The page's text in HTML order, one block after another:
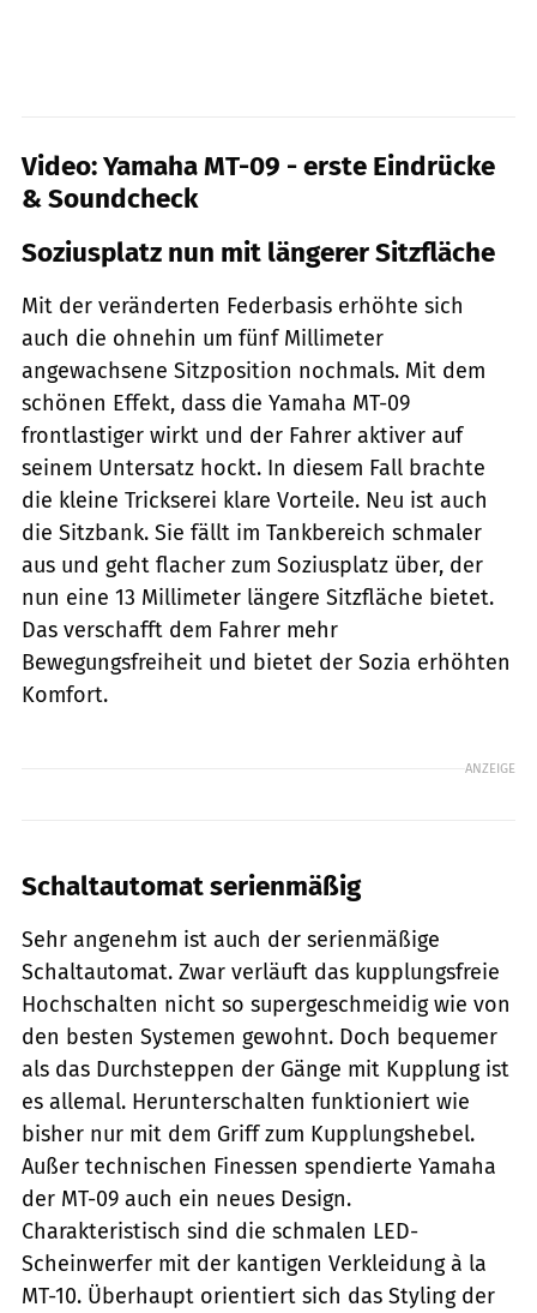
Video: Yamaha MT-09 - erste Eindrücke
& Soundcheck
Soziusplatz nun mit längerer Sitzfläche
Mit der veränderten Federbasis erhöhte sich
auch die ohnehin um fünf Millimeter
angewachsene Sitzposition nochmals. Mit dem
schönen Effekt, dass die Yamaha MT-09
frontlastiger wirkt und der Fahrer aktiver auf
seinem Untersatz hockt. In diesem Fall brachte
die kleine Trickserei klare Vorteile. Neu ist auch
die Sitzbank. Sie fällt im Tankbereich schmaler
aus und geht flacher zum Soziusplatz über, der
nun eine 13 Millimeter längere Sitzfläche bietet.
Das verschafft dem Fahrer mehr
Bewegungsfreiheit und bietet der Sozia erhöhten
Komfort.
ANZEIGE
Schaltautomat serienmäßig
Sehr angenehm ist auch der serienmäßige
Schaltautomat. Zwar verläuft das kupp­lungsfreie
Hochschalten nicht so supergeschmeidig wie von
den besten Systemen gewohnt. Doch bequemer
als das Durchsteppen der Gänge mit Kupplung ist
es allemal. Herunterschalten funktioniert wie
bisher nur mit dem Griff zum Kupplungshebel.
Außer technischen Finessen spendierte Yamaha
der MT-09 auch ein neues Design.
Charakteristisch sind die schmalen LED-
Scheinwerfer mit der kantigen Verkleidung à la
MT-10. Überhaupt orientiert sich das Styling der